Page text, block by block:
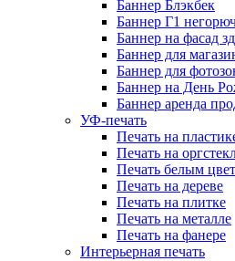
Баннер Блэкбек
Баннер Г1
Баннер на фасад
Баннер для
Баннер для
Баннер на День
Баннер аренда
УФ-печать
Печать на
Печать на
Печать белым
Печать на дереве
Печать на плитке
Печать на металле
Печать на фанере
Интерьерная печать